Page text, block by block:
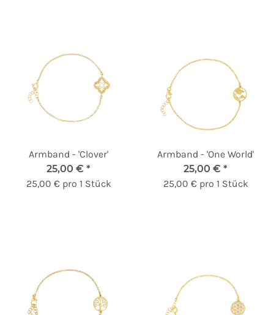
Armband - 'Clover'
25,00 € *
25,00 € pro 1 Stück
Armband - 'One World'
25,00 € *
25,00 € pro 1 Stück